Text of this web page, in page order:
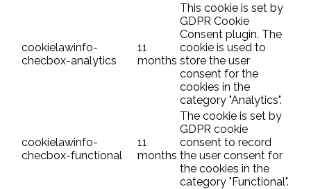
cookielawinfo-
checbox-analytics
11
months
This cookie is set by
GDPR Cookie
Consent plugin. The
cookie is used to
store the user
consent for the
cookies in the
category "Analytics".
cookielawinfo-
checbox-functional
11
months
The cookie is set by
GDPR cookie
consent to record
the user consent for
the cookies in the
category "Functional".